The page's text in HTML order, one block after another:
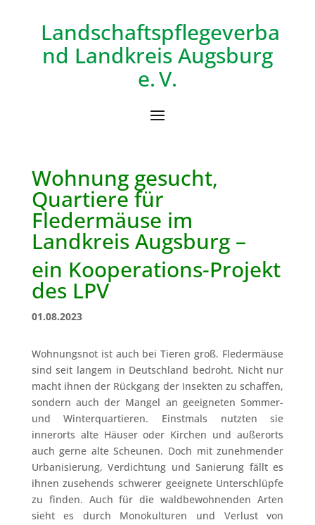
Landschaftspflegeverba
nd Landkreis Augsburg
e. V.
Wohnung gesucht,
Quartiere für
Fledermäuse im
Landkreis Augsburg –
ein Kooperations-Projekt
des LPV
01.08.2023
Wohnungsnot ist auch bei Tieren groß. Fledermäuse
sind seit langem in Deutschland bedroht. Nicht nur
macht ihnen der Rückgang der Insekten zu schaffen,
sondern auch der Mangel an geeigneten Sommer-
und Winterquartieren. Einstmals nutzten sie
innerorts alte Häuser oder Kirchen und außerorts
auch gerne alte Scheunen. Doch mit zunehmender
Urbanisierung, Verdichtung und Sanierung fällt es
ihnen zusehends schwerer geeignete Unterschlüpfe
zu finden. Auch für die waldbewohnenden Arten
sieht es durch Monokulturen und Verlust von